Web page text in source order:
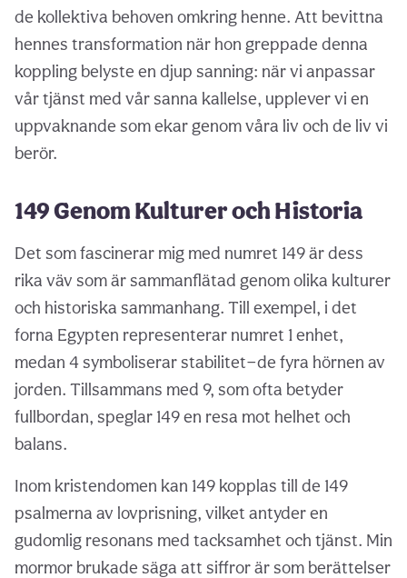
de kollektiva behoven omkring henne. Att bevittna
hennes transformation när hon greppade denna
koppling belyste en djup sanning: när vi anpassar
vår tjänst med vår sanna kallelse, upplever vi en
uppvaknande som ekar genom våra liv och de liv vi
berör.
149 Genom Kulturer och Historia
Det som fascinerar mig med numret 149 är dess
rika väv som är sammanflätad genom olika kulturer
och historiska sammanhang. Till exempel, i det
forna Egypten representerar numret 1 enhet,
medan 4 symboliserar stabilitet—de fyra hörnen av
jorden. Tillsammans med 9, som ofta betyder
fullbordan, speglar 149 en resa mot helhet och
balans.
Inom kristendomen kan 149 kopplas till de 149
psalmerna av lovprisning, vilket antyder en
gudomlig resonans med tacksamhet och tjänst. Min
mormor brukade säga att siffror är som berättelser